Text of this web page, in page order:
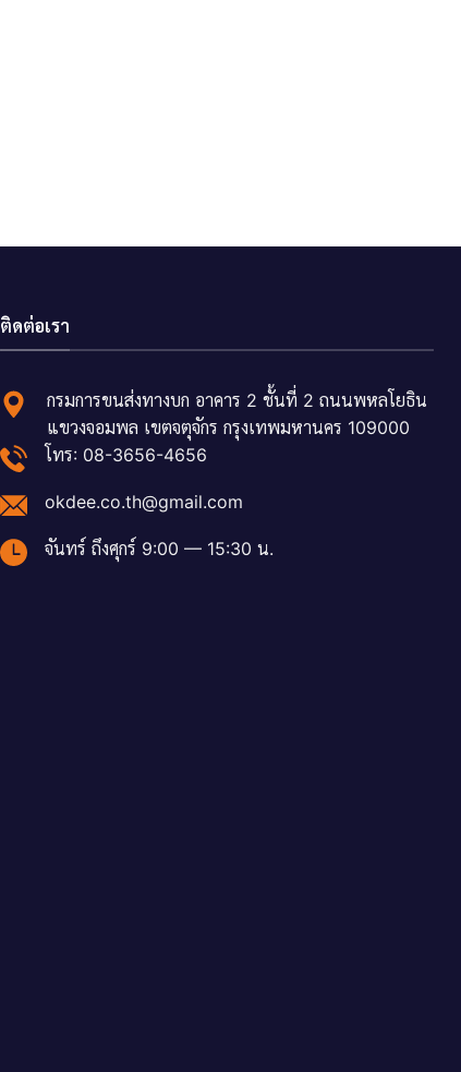
ติดต่อเรา
กรมการขนส่งทางบก อาคาร 2 ชั้นที่ 2 ถนนพหลโยธิน
แขวงจอมพล เขตจตุจักร กรุงเทพมหานคร 109000
โทร: 08-3656-4656
okdee.co.th@gmail.com
จันทร์ ถึงศุกร์ 9:00 — 15:30 น.